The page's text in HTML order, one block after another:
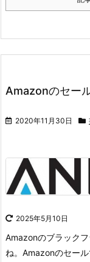
Amazonのセー
2020年11月30日
2025年5月10日
Amazonのブラック
ね。 Amazonのセール